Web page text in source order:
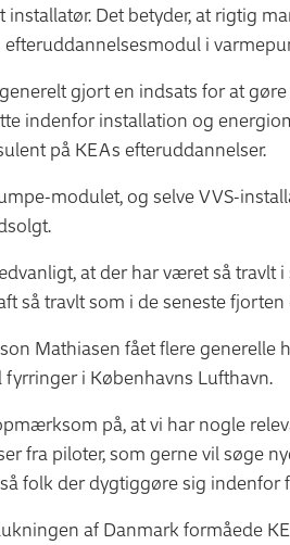
Det betyder, at rigtig
i
gjort en indsats for at
indenfor installation og
på KEAs efteruddannelser.
modulet, og selve VVS-
at der har været så travlt
så travlt som i de seneste
Mathiasen fået flere generelle
i Københavns Lufthavn.
på, at vi har nogle
fra piloter, som gerne vil søge
folk der dygtiggøre sig indenfor
af Danmark formåede